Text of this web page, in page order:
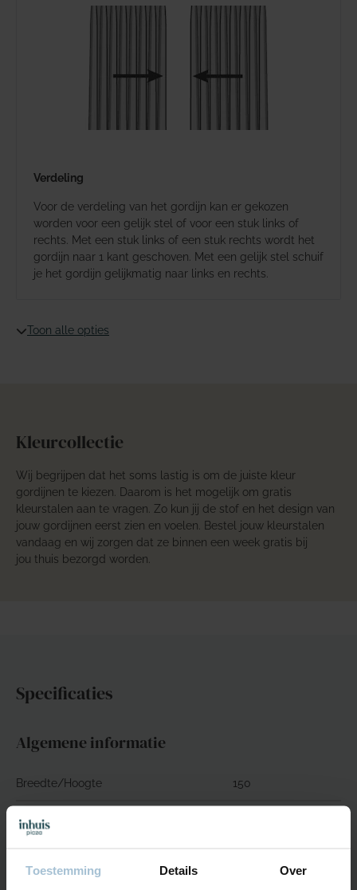
Toestemming Details Over
Verdeling
Voor de verdeling van het gordijn kan er gekozen
worden voor een gelijk stel of voor een stuk links of
rechts. Met een stuk links of een stuk rechts wordt het
gordijn naar 1 kant geschoven. Met een gelijk stel schuif
je het gordijn gelijkmatig naar links en rechts.
Toon alle opties
Kleurcollectie
Wij begrijpen dat het soms lastig is om de juiste kleur
gordijnen te kiezen. Daarom is het mogelijk om gratis
kleurstalen aan te vragen. Zo kun jij de stof en het design van
jouw gordijnen eerst zien en voelen. Bestel jouw kleurstalen
vandaag en wij zorgen dat ze binnen een week gratis bij
jou thuis bezorgd worden.
Specificaties
Algemene informatie
Breedte/Hoogte 150
Kleuren